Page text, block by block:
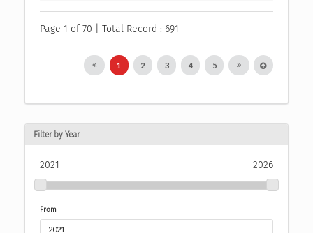
Page 1 of 70 | Total Record : 691
1 2 3 4 5
Filter by Year
2021 2026
From